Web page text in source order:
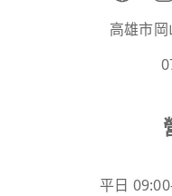
高雄市
平日